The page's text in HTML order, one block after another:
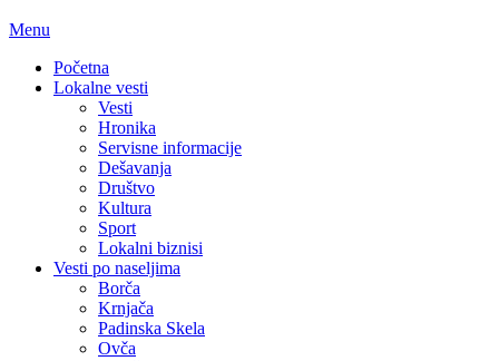
Menu
Početna
Lokalne vesti
Vesti
Hronika
Servisne informacije
Dešavanja
Društvo
Kultura
Sport
Lokalni biznisi
Vesti po naseljima
Borča
Krnjača
Padinska Skela
Ovča